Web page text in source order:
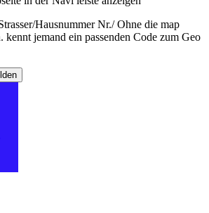
Hausnummer Nr./ Ohne die map
kennt jemand ein passenden Code zum Geo